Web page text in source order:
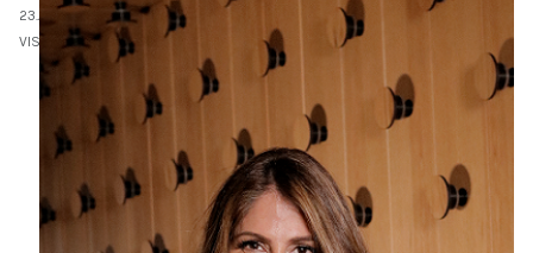
23.JUN
VISTO: 1547